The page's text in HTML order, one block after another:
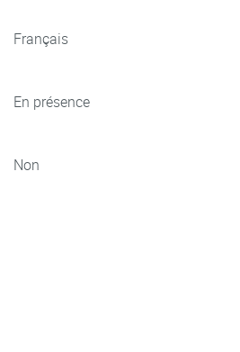
Français
En présence
Non